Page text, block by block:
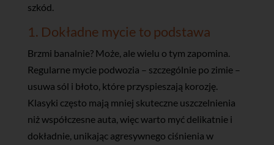
szkód.
1. Dokładne mycie to podstawa
Brzmi banalnie? Może, ale wielu o tym zapomina.
Regularne mycie podwozia – szczególnie po zimie –
usuwa sól i błoto, które przyspieszają korozję.
Klasyki często mają mniej skuteczne uszczelnienia
niż współczesne auta, więc warto myć delikatnie i
dokładnie, unikając agresywnego ciśnienia w